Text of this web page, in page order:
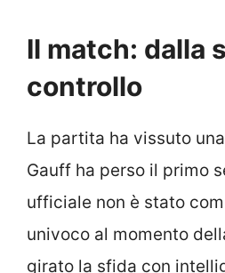
Il match: dalla
controllo
La partita ha vissuto
Gauff ha perso il primo
ufficiale non è stato
univoco al momento
girato la sfida con